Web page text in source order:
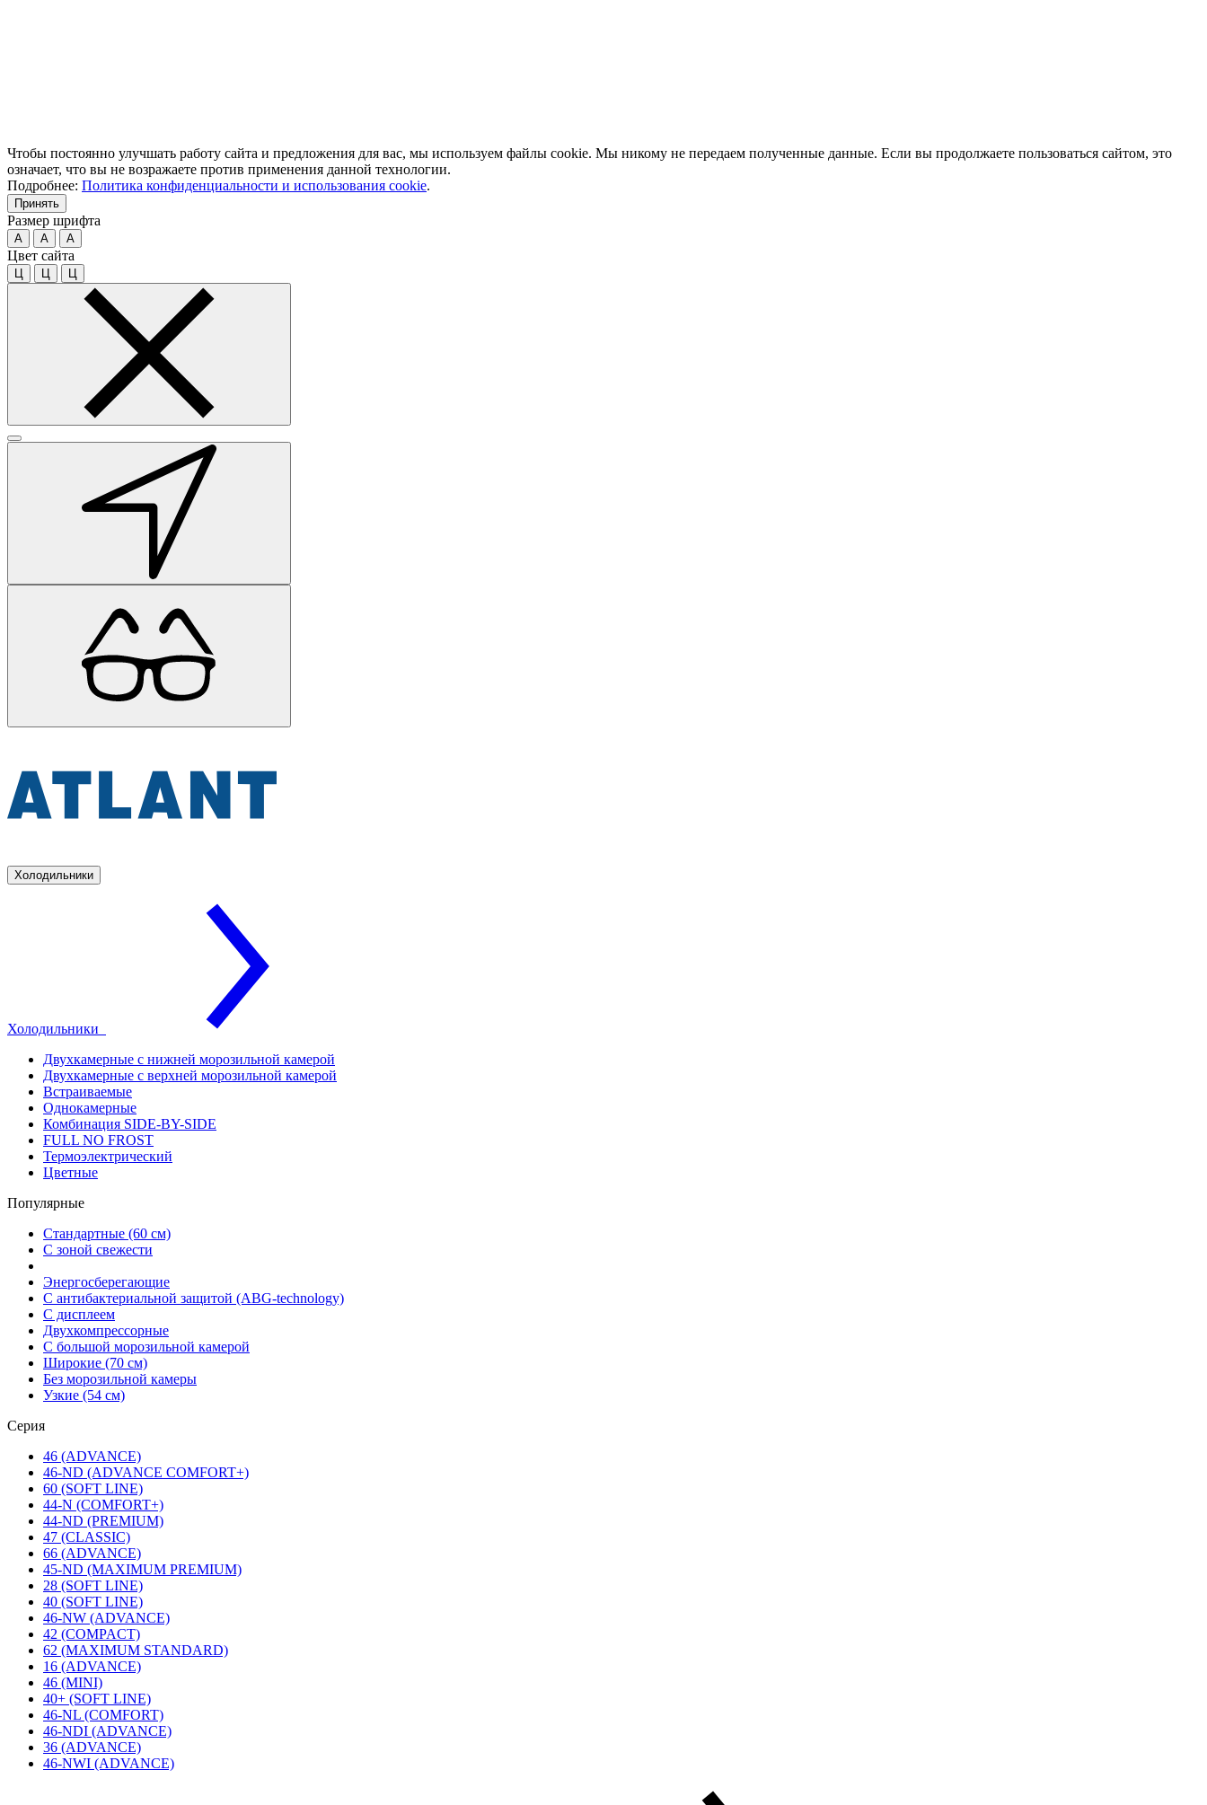
Чтобы постоянно улучшать работу сайта и предложения для вас, мы используем файлы cookie. Мы никому не передаем полученные данные. Если вы продолжаете пользоваться сайтом, это
означает, что вы не возражаете против применения данной технологии.
Подробнее: Политика конфиденциальности и использования cookie.
Принять
Размер шрифта
A A A
Цвет сайта
Ц Ц Ц
Холодильники
Холодильники
Двухкамерные с нижней морозильной камерой
Двухкамерные с верхней морозильной камерой
Встраиваемые
Однокамерные
Комбинация SIDE-BY-SIDE
FULL NO FROST
Термоэлектрический
Цветные
Популярные
Стандартные (60 см)
С зоной свежести
Энергосберегающие
С антибактериальной защитой (ABG-technology)
С дисплеем
Двухкомпрессорные
С большой морозильной камерой
Широкие (70 см)
Без морозильной камеры
Узкие (54 см)
Серия
46 (ADVANCE)
46-ND (ADVANCE COMFORT+)
60 (SOFT LINE)
44-N (COMFORT+)
44-ND (PREMIUM)
47 (CLASSIC)
66 (ADVANCE)
45-ND (MAXIMUM PREMIUM)
28 (SOFT LINE)
40 (SOFT LINE)
46-NW (ADVANCE)
42 (COMPACT)
62 (MAXIMUM STANDARD)
16 (ADVANCE)
46 (MINI)
40+ (SOFT LINE)
46-NL (COMFORT)
46-NDI (ADVANCE)
36 (ADVANCE)
46-NWI (ADVANCE)